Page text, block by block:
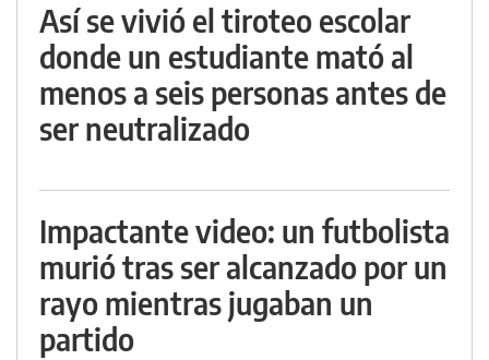
Así se vivió el tiroteo escolar
donde un estudiante mató al
menos a seis personas antes de
ser neutralizado
Impactante video: un futbolista
murió tras ser alcanzado por un
rayo mientras jugaban un
partido